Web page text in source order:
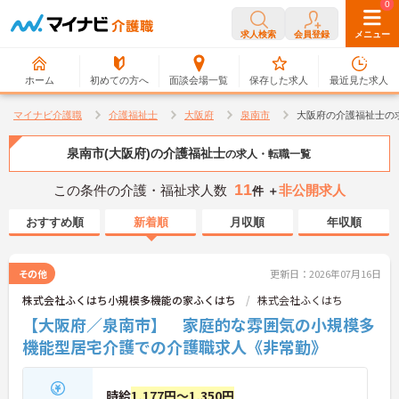
求人検索 会員登録 メニュー
ホーム 初めての方へ 面談会場一覧
0
保存した求人
0
最近見た求人
マイナビ介護職 介護福祉士 大阪府 泉南市 大阪府の介護福祉士の
泉南市(大阪府)の介護福祉士の求人・転職一覧
この条件の介護・福祉求人数 11件 ＋非公開求人
おすすめ順 新着順 月収順 年収順
その他 更新日：2026年07月16日
株式会社ふくはち小規模多機能の家ふくはち 株式会社ふくはち
【大阪府／泉南市】 家庭的な雰囲気の小規模多
機能型居宅介護での介護職求人《非常勤》
時給1,177円～1,350円